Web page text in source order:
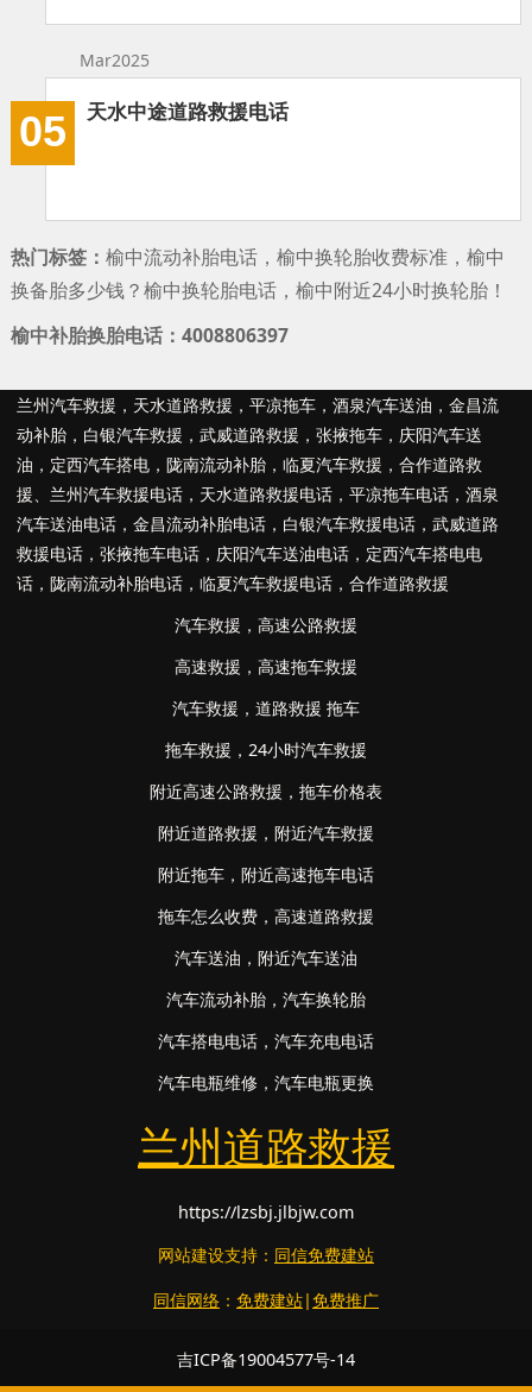
Mar2025
05 天水中途道路救援电话
热门标签： 榆中流动补胎电话，榆中换轮胎收费标准，榆中
换备胎多少钱？榆中换轮胎电话，榆中附近24小时换轮胎！
榆中补胎换胎电话：4008806397
兰州汽车救援 ， 天水道路救援 ，平凉拖车 ，酒泉汽车送油 ，金昌流
动补胎 ， 白银汽车救援 ，武威道路救援 ，张掖拖车 ， 庆阳汽车送
油 ， 定西汽车搭电 ，陇南流动补胎 ，临夏汽车救援 ，合作道路救
援、 兰州汽车救援电话 ， 天水道路救援电话 ，平凉拖车电话 ，酒泉
汽车送油电话 ，金昌流动补胎电话 ， 白银汽车救援电话 ，武威道路
救援电话 ，张掖拖车电话 ， 庆阳汽车送油电话 ， 定西汽车搭电电
话 ，陇南流动补胎电话 ，临夏汽车救援电话 ，合作道路救援
汽车救援 ， 高速公路救援
高速救援 ， 高速拖车救援
汽车救援 ， 道路救援 拖车
拖车救援 ， 24小时汽车救援
附近高速公路救援 ， 拖车价格表
附近道路救援 ， 附近汽车救援
附近拖车， 附近高速拖车电话
拖车怎么收费， 高速道路救援
汽车送油 ， 附近汽车送油
汽车流动补胎， 汽车换轮胎
汽车搭电电话， 汽车充电电话
汽车电瓶维修， 汽车电瓶更换
兰州道路救援
https://lzsbj.jlbjw.com
网站建设支持： 同信免费建站
同信网络 ： 免费建站|免费推广
吉ICP备19004577号-14